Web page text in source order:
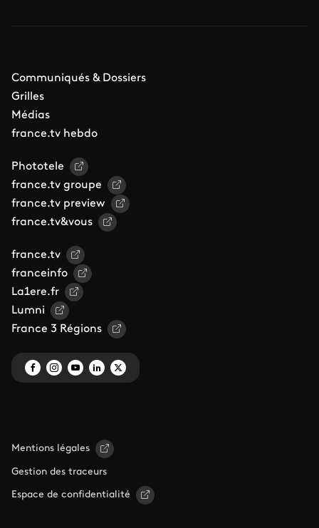
Communiqués & Dossiers
Grilles
Médias
france.tv hebdo
Phototele
france.tv groupe
france.tv preview
france.tv&vous
france.tv
franceinfo
La1ere.fr
Lumni
France 3 Régions
Mentions légales
Gestion des traceurs
Espace de confidentialité